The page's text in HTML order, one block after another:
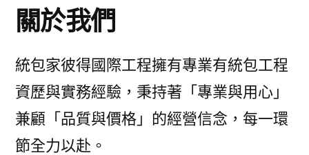
關於我們
統包家彼得國際工程擁有專業有統包工程
資歷與實務經驗，秉持著「專業與用心」
兼顧「品質與價格」的經營信念，每一環
節全力以赴。